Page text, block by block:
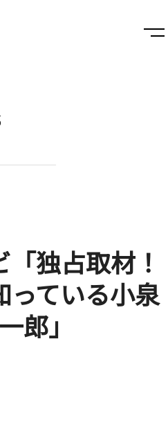
独占取材！
っている小泉
郎」